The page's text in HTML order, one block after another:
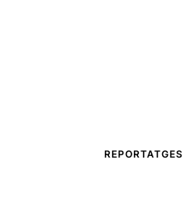
REPORTATGES